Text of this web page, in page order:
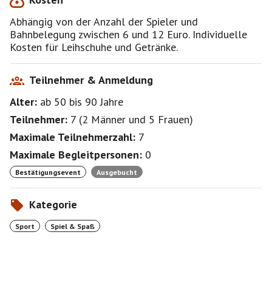
Abhängig von der Anzahl der Spieler und
Bahnbelegung zwischen 6 und 12 Euro. Individuelle
Kosten für Leihschuhe und Getränke.
Teilnehmer & Anmeldung
Alter: ab 50 bis 90Jahre
Teilnehmer: 7 (2 Männer und 5 Frauen)
Maximale Teilnehmerzahl: 7
Maximale Begleitpersonen: 0
Bestätigungsevent Ausgebucht
Kategorie
Sport Spiel & Spaß